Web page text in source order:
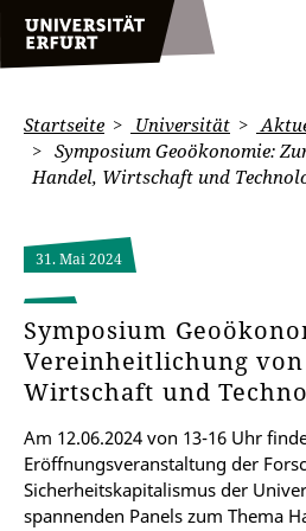
Startseite Universität
Symposium Geoökonomie:
Handel, Wirtschaft und
31. Mai 2024
Symposium
Vereinheitlichung von
Wirtschaft und
Am 12.06.2024 von 13-16 Uhr
Eröffnungsveranstaltung der
Sicherheitskapitalismus der
spannenden Panels zum Thema